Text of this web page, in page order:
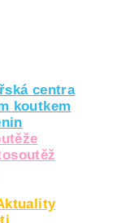
centra
koutkem